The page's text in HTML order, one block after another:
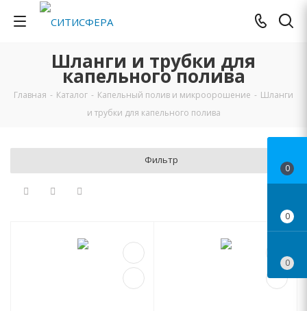
Шланги и трубки для
капельного полива
Главная - Каталог - Капельный полив и микроорошение - Шланги
и трубки для капельного полива
Фильтр
0
0
0